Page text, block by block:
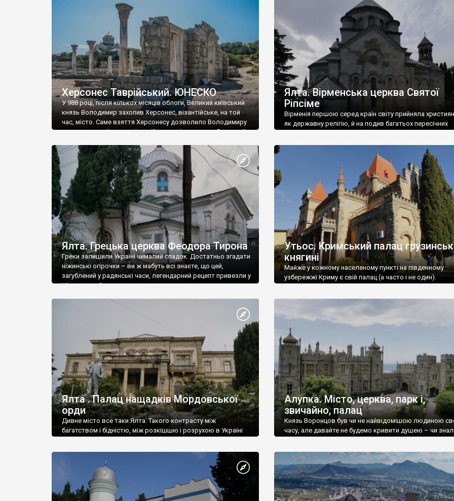
візантійської доби. Раритети викрадені з фондів об’єкту
культурної спадщини ЮНЕСКО «Херсонеса Таврійського».
Офіційно – на виставку «Золото Візантії», але експерти та
влада в Україні вважають це лише […]
називаються «повстяками» (postaki)…” “Вино. Крим
виробляє відмінне вино і його вдосталь: воно все
легке біле і дуже […]
Херсонес Таврійський. ЮНЕСКО
У 988 році, після кількох місяців облоги, Великий київський
князь Володимир захопив Херсонес, візантійське, на той
час, місто. Саме взяття Херсонесу дозволило Володимиру
диктувати свої умови візантійському імператору Василю ІІ,
Херсонесі Володимир-язичник, став Василем-
християнином. А потім було Хрещення Русі. На честь
Херсонесу Таврійського названо місто […]
Ялта. Вірменська церква Святої
Ріпсіме
Вірменія першою серед країн світу прийняла
як державну релігію, й на подив багатьох пересічних
Ялта. Грецька церква Феодора Тирона
Греки залишили Україні чималий спадок. Достатньо згадати
ніжинські огірочки – ви ж мабуть всі знаєте, що цей,
загублений у радянські часи, легендарний рецепт привезли у
Ніжин греки?
Утьос. Кримський палац
княгині
Майже у кожному населеному пункті на південному
узбережжі Криму є свій палац (а часто і не один).
Ялта . Палац нащадків Мордовської
орди
Дивне місто все таки Ялта. Такого контрасту між
багатством і бідністю, між розкішшю і розрухою в Україні
Алупка. Місто, церква, парк і,
звичайно, палац
Князь Воронцов був чи не найвідомішою людиною
часу, але давайте не будемо кривити душею – чи